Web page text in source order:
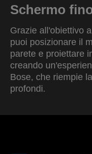
Schermo
Grazie all'obiettivo
puoi posizionare il
parete e proiettare
creando
Bose, che riempie
profondi.